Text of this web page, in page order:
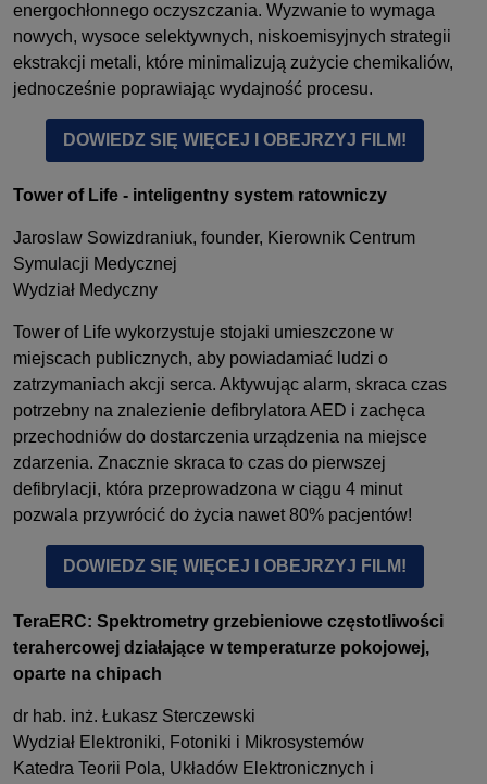
energochłonnego oczyszczania. Wyzwanie to wymaga
nowych, wysoce selektywnych, niskoemisyjnych strategii
ekstrakcji metali, które minimalizują zużycie chemikaliów,
jednocześnie poprawiając wydajność procesu.
DOWIEDZ SIĘ WIĘCEJ I OBEJRZYJ FILM!
Tower of Life - inteligentny system ratowniczy
Jaroslaw Sowizdraniuk, founder, Kierownik Centrum
Symulacji Medycznej
Wydział Medyczny
Tower of Life wykorzystuje stojaki umieszczone w
miejscach publicznych, aby powiadamiać ludzi o
zatrzymaniach akcji serca. Aktywując alarm, skraca czas
potrzebny na znalezienie defibrylatora AED i zachęca
przechodniów do dostarczenia urządzenia na miejsce
zdarzenia. Znacznie skraca to czas do pierwszej
defibrylacji, która przeprowadzona w ciągu 4 minut
pozwala przywrócić do życia nawet 80% pacjentów!
DOWIEDZ SIĘ WIĘCEJ I OBEJRZYJ FILM!
TeraERC: Spektrometry grzebieniowe częstotliwości
terahercowej działające w temperaturze pokojowej,
oparte na chipach
dr hab. inż. Łukasz Sterczewski
Wydział Elektroniki, Fotoniki i Mikrosystemów
Katedra Teorii Pola, Układów Elektronicznych i